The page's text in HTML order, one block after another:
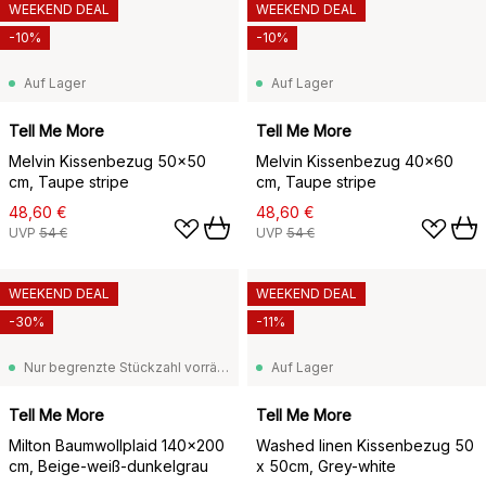
Auf Lager
Tell Me More
Melvin Kissenbezug 50x50
cm, Taupe stripe
48,60 €
UVP 54 €
WEEKEND DEAL
-10%
Auf Lager
Tell Me More
Melvin Kissenbezug 40x60
cm, Taupe stripe
48,60 €
UVP 54 €
WEEKEND DEAL
-10%
Nur begrenzte Stückzahl vorrätig
Tell Me More
Milton Baumwollplaid 140x200
cm, Beige-weiß-dunkelgrau
WEEKEND DEAL
-30%
Auf Lager
Tell Me More
Washed linen Kissenbezug 50
x 50cm, Grey-white
WEEKEND DEAL
-11%